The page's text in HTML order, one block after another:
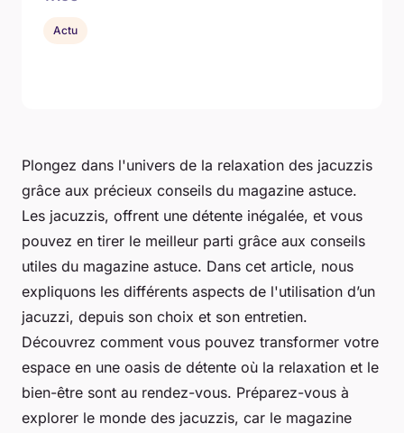
Plongez dans l'univers de la relaxation des jacuzzis
grâce aux précieux conseils du magazine astuce.
Les jacuzzis, offrent une détente inégalée, et vous
pouvez en tirer le meilleur parti grâce aux conseils
utiles du magazine astuce. Dans cet article, nous
expliquons les différents aspects de l'utilisation d’un
jacuzzi, depuis son choix et son entretien.
Découvrez comment vous pouvez transformer votre
espace en une oasis de détente où la relaxation et le
bien-être sont au rendez-vous. Préparez-vous à
explorer le monde des jacuzzis, car le magazine
Actu